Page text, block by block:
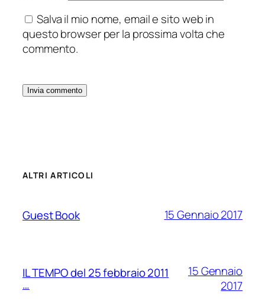
Salva il mio nome, email e sito web in
questo browser per la prossima volta che
commento.
ALTRI ARTICOLI
Guest Book 15 Gennaio 2017
IL TEMPO del 25 febbraio 2011
…
15 Gennaio
2017